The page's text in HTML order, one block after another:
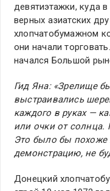
девятиэтажки, куда
верных азиатских
хлопчатобумажном
они начали
начался Большой
Гид Яна: «Зрелище
выстраивались
каждого в руках —
или очки от
Это было бы похоже
демонстрацию, не
Донецкий